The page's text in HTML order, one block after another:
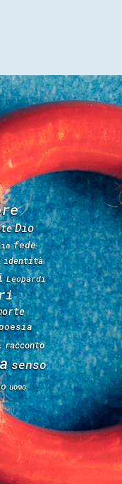
Dio
fede
identità
Leopardi
racconto
senso
uomo